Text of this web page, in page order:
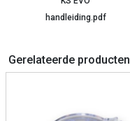
handleiding.pdf
Gerelateerde producten